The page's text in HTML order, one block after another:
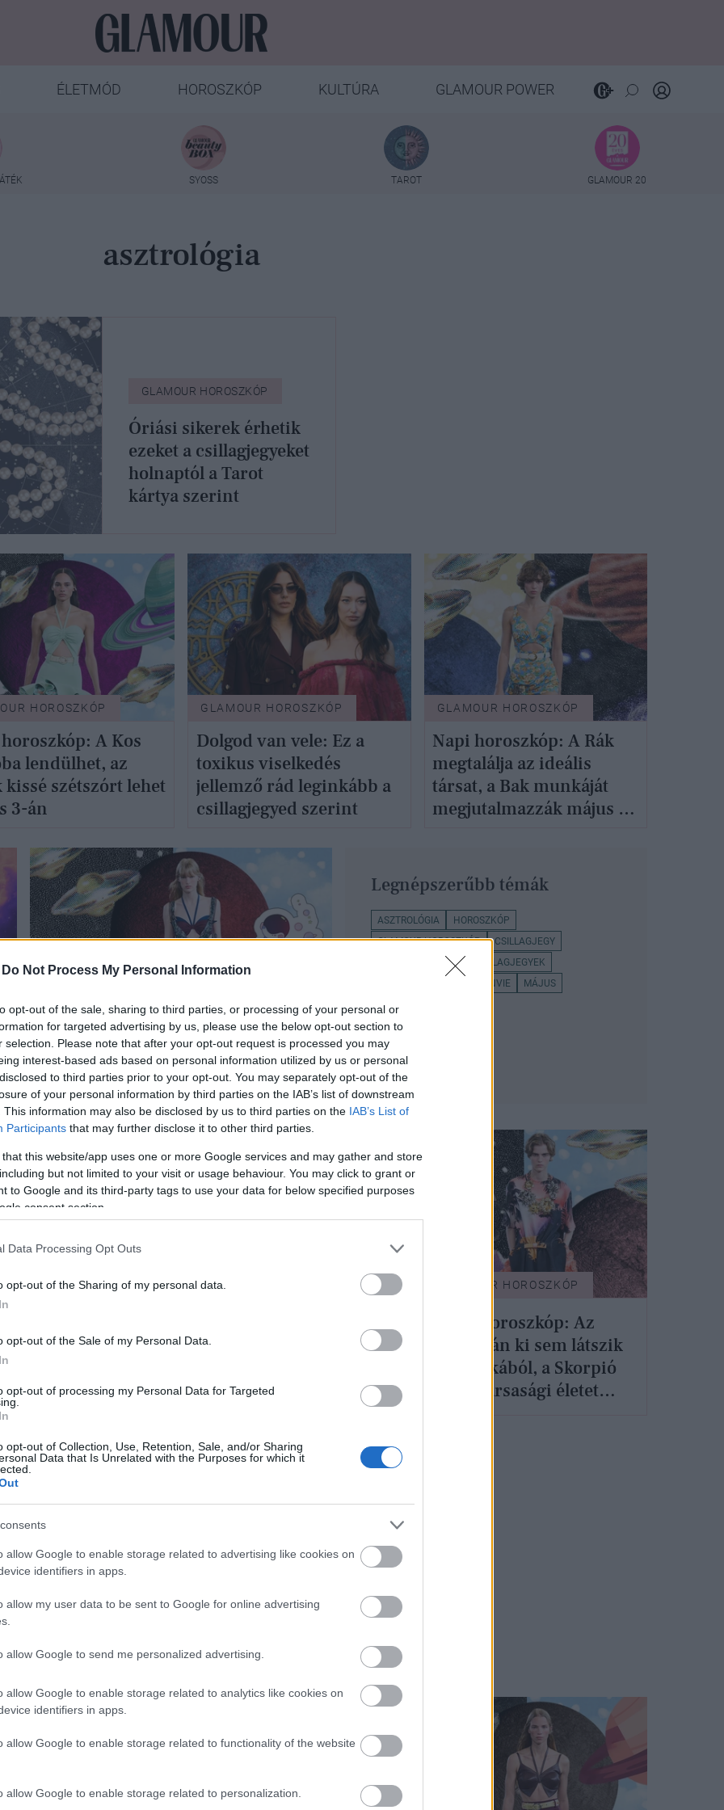
Do Not Process My Personal Information
opt-out of the sale, sharing to third parties, or processing of your personal or
for targeted advertising by us, please use the below opt-out section to
selection. Please note that after your opt-out request is processed you may
interest-based ads based on personal information utilized by us or personal
to third parties prior to your opt-out. You may separately opt-out of the
of your personal information by third parties on the IAB’s list of downstream
This information may also be disclosed by us to third parties on the IAB’s List of
Participants that may further disclose it to other third parties.
that this website/app uses one or more Google services and may gather and store
but not limited to your visit or usage behaviour. You may click to grant or
to Google and its third-party tags to use your data for below specified purposes
consent section.
Data Processing Opt Outs
opt-out of the Sharing of my personal data.
opt-out of the Sale of my Personal Data.
opt-out of processing my Personal Data for Targeted
opt-out of Collection, Use, Retention, Sale, and/or Sharing
Data that Is Unrelated with the Purposes for which it
allow Google to enable storage related to advertising like cookies on
identifiers in apps.
allow my user data to be sent to Google for online advertising
allow Google to send me personalized advertising.
allow Google to enable storage related to analytics like cookies on
identifiers in apps.
allow Google to enable storage related to functionality of the website
allow Google to enable storage related to personalization.
ÉLETMÓD HOROSZKÓP KULTÚRA GLAMOUR POWER
SYOSS TAROT GLAMOUR 20
asztrológia
GLAMOUR HOROSZKÓP
Óriási sikerek érhetik
ezeket a csillagjegyeket
holnaptól a Tarot
kártya szerint
HOROSZKÓP
A Kos
lendülhet, az
szétszórt lehet
3-án
GLAMOUR HOROSZKÓP
Dolgod van vele: Ez a
toxikus viselkedés
jellemző rád leginkább a
csillagjegyed szerint
GLAMOUR HOROSZKÓP
Napi horoszkóp: A Rák
megtalálja az ideális
társat, a Bak munkáját
megjutalmazzák május 2-
Napi horoszkóp: A Bika ne
féltékenykedjen, a Nyilas ne hagyja
magát zsarolni május 1-jén
Legnépszerűbb témák
ASZTROLÓGIA
HOROSZKÓP
GLAMOUR HOROSZKÓP
CSILLAGJEGY
NAPI HOROSZKÓP
CSILLAGJEGYEK
SELENVIE MÁJUS
HOROSZKÓP
rendeződik
helyzete a
szerint
GLAMOUR HOROSZKÓP
fogadja el a segítséget, a
vágyik április 30-án
GLAMOUR HOROSZKÓP
Napi horoszkóp: Az
Oroszlán ki sem látszik
a munkából, a Skorpió
éljen társasági életet
Selenvie ismét üzent,
juthatunk a májusi
tranzitok alatt